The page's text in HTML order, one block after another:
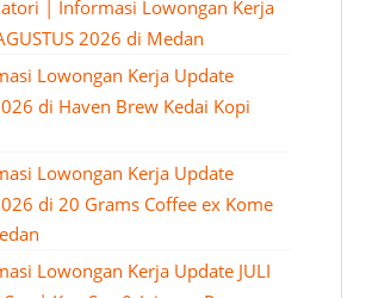
| Informasi Lowongan Kerja
2026 di Medan
Lowongan Kerja Update
di Haven Brew Kedai Kopi
Lowongan Kerja Update
di 20 Grams Coffee ex Kome
Lowongan Kerja Update JULI